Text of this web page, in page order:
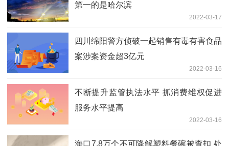
第一的是哈尔滨
2022-03-17
四川绵阳警方侦破一起销售有毒有害食品
案涉案资金超3亿元
2022-03-16
不断提升监管执法水平 抓消费维权促进
服务水平提高
2022-03-16
海口7.8万个不可降解塑料餐碗被查扣 处